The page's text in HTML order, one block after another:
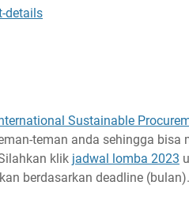
details
Sustainable
teman anda sehingga bisa
klik jadwal lomba 2023
berdasarkan deadline (bulan).